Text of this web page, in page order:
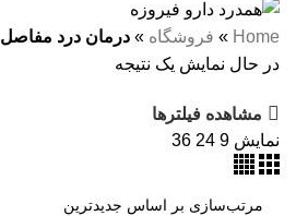
Home
» فروشگاه » درمان درد مفاصل
در حال نمایش یک نتیجه
مشاهده فیلترها
نمایش 9
24
36